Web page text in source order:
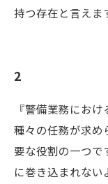
持つ存在と言えま
2
『警備業務にお
種々の任務が求め
要な役割の一つで
に巻き込まれな